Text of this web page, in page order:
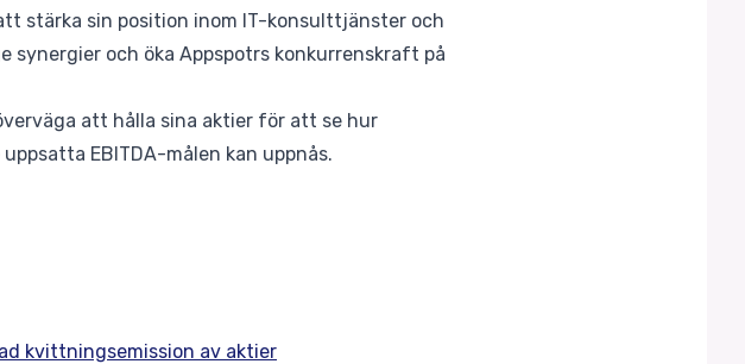
stärka sin position inom IT-konsulttjänster och
synergier och öka Appspotrs konkurrenskraft på
att hålla sina aktier för att se hur
EBITDA-målen kan uppnås.
kvittningsemission av aktier